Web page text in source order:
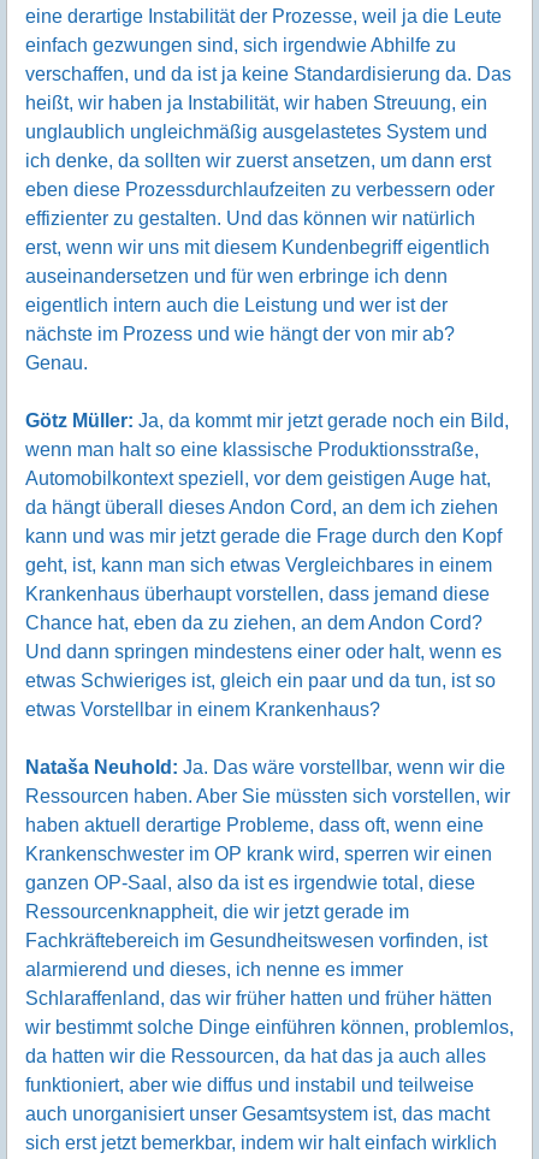
eine derartige Instabilität der Prozesse, weil ja die Leute
einfach gezwungen sind, sich irgendwie Abhilfe zu
verschaffen, und da ist ja keine Standardisierung da. Das
heißt, wir haben ja Instabilität, wir haben Streuung, ein
unglaublich ungleichmäßig ausgelastetes System und
ich denke, da sollten wir zuerst ansetzen, um dann erst
eben diese Prozessdurchlaufzeiten zu verbessern oder
effizienter zu gestalten. Und das können wir natürlich
erst, wenn wir uns mit diesem Kundenbegriff eigentlich
auseinandersetzen und für wen erbringe ich denn
eigentlich intern auch die Leistung und wer ist der
nächste im Prozess und wie hängt der von mir ab?
Genau.
Götz Müller: Ja, da kommt mir jetzt gerade noch ein Bild,
wenn man halt so eine klassische Produktionsstraße,
Automobilkontext speziell, vor dem geistigen Auge hat,
da hängt überall dieses Andon Cord, an dem ich ziehen
kann und was mir jetzt gerade die Frage durch den Kopf
geht, ist, kann man sich etwas Vergleichbares in einem
Krankenhaus überhaupt vorstellen, dass jemand diese
Chance hat, eben da zu ziehen, an dem Andon Cord?
Und dann springen mindestens einer oder halt, wenn es
etwas Schwieriges ist, gleich ein paar und da tun, ist so
etwas Vorstellbar in einem Krankenhaus?
Nataša Neuhold: Ja. Das wäre vorstellbar, wenn wir die
Ressourcen haben. Aber Sie müssten sich vorstellen, wir
haben aktuell derartige Probleme, dass oft, wenn eine
Krankenschwester im OP krank wird, sperren wir einen
ganzen OP-Saal, also da ist es irgendwie total, diese
Ressourcenknappheit, die wir jetzt gerade im
Fachkräftebereich im Gesundheitswesen vorfinden, ist
alarmierend und dieses, ich nenne es immer
Schlaraffenland, das wir früher hatten und früher hätten
wir bestimmt solche Dinge einführen können, problemlos,
da hatten wir die Ressourcen, da hat das ja auch alles
funktioniert, aber wie diffus und instabil und teilweise
auch unorganisiert unser Gesamtsystem ist, das macht
sich erst jetzt bemerkbar, indem wir halt einfach wirklich